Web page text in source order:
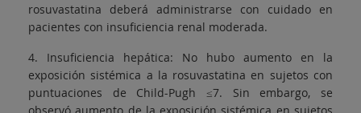
rosuvastatina deberá administrarse con cuidado en
pacientes con insuficiencia renal moderada.
4. Insuficiencia hepática: No hubo aumento en la
exposición sistémica a la rosuvastatina en sujetos con
puntuaciones de Child-Pugh ≤7. Sin embargo, se